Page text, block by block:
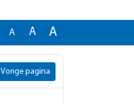
A A A
Vorige pagina